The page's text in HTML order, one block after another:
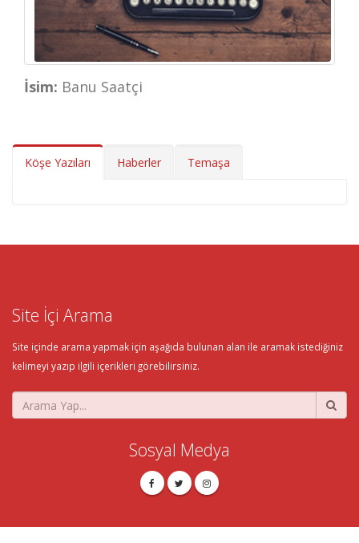
İsim: Banu Saatçi
Köşe Yazıları Haberler Temaşa
Site İçi Arama
Site içinde arama yapmak için aşağıda bulunan alan ile aramak istediğiniz
kelimeyi yazıp ilgili içerikleri görebilirsiniz.
Sosyal Medya